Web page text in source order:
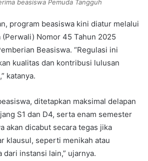
beasiswa Pemuda Tangguh
program beasiswa kini diatur melalui
(Perwali) Nomor 45 Tahun 2025
Beasiswa. “Regulasi ini
kualitas dan kontribusi lulusan
katanya.
ditetapkan maksimal delapan
S1 dan D4, serta enam semester
akan dicabut secara tegas jika
klausul, seperti menikah atau
dari instansi lain,” ujarnya.